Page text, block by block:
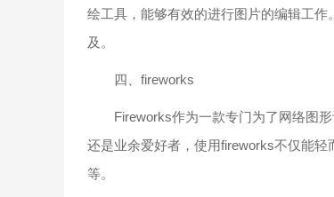
绘工具，能够有效的进行图片的编辑工
及。
四、fireworks
Fireworks作为一款专门为了网络图形
还是业余爱好者，使用fireworks不仅能
等。